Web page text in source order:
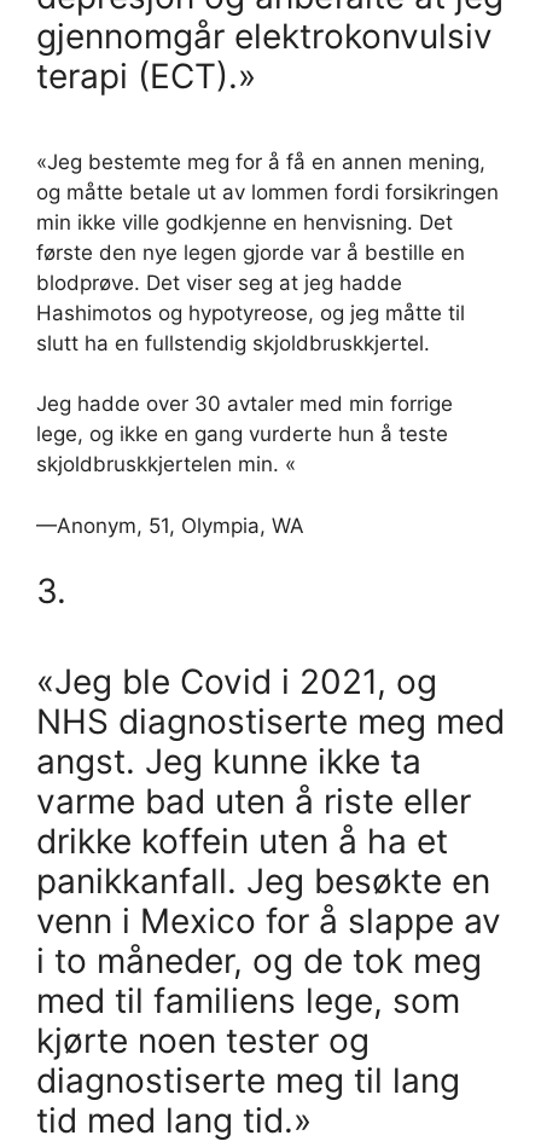
gjennomgår elektrokonvulsiv
terapi (ECT).»
«Jeg bestemte meg for å få en annen mening,
og måtte betale ut av lommen fordi forsikringen
min ikke ville godkjenne en henvisning. Det
første den nye legen gjorde var å bestille en
blodprøve. Det viser seg at jeg hadde
Hashimotos og hypotyreose, og jeg måtte til
slutt ha en fullstendig skjoldbruskkjertel.
Jeg hadde over 30 avtaler med min forrige
lege, og ikke en gang vurderte hun å teste
skjoldbruskkjertelen min. «
—Anonym, 51, Olympia, WA
3.
«Jeg ble Covid i 2021, og
NHS diagnostiserte meg med
angst. Jeg kunne ikke ta
varme bad uten å riste eller
drikke koffein uten å ha et
panikkanfall. Jeg besøkte en
venn i Mexico for å slappe av
i to måneder, og de tok meg
med til familiens lege, som
kjørte noen tester og
diagnostiserte meg til lang
tid med lang tid.»